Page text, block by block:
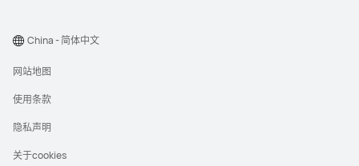
网站地图
使用条款
隐私声明
关于cookies
China - 简体中文